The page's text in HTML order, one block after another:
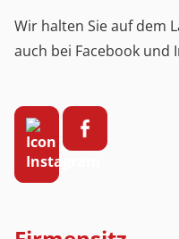
Wir halten Sie auf dem
auch bei Facebook und